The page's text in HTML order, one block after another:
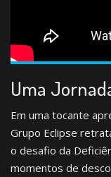
Uma
Em uma tocante
Grupo Eclipse
o desafio da
momentos de